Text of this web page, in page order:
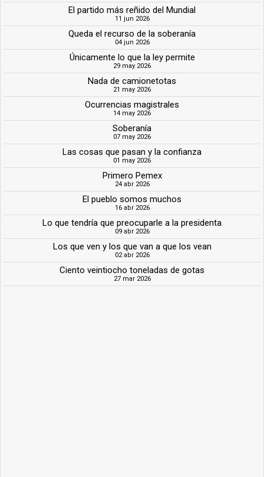
El partido más reñido del Mundial
11 jun 2026
Queda el recurso de la soberanía
04 jun 2026
Únicamente lo que la ley permite
29 may 2026
Nada de camionetotas
21 may 2026
Ocurrencias magistrales
14 may 2026
Soberanía
07 may 2026
Las cosas que pasan y la confianza
01 may 2026
Primero Pemex
24 abr 2026
El pueblo somos muchos
16 abr 2026
Lo que tendría que preocuparle a la presidenta
09 abr 2026
Los que ven y los que van a que los vean
02 abr 2026
Ciento veintiocho toneladas de gotas
27 mar 2026